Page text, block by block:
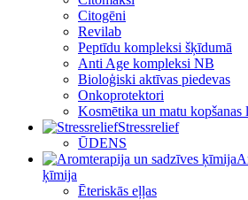
Citogēni
Revilab
Peptīdu kompleksi šķīdumā
Anti Age kompleksi NB
Bioloģiski aktīvas piedevas
Onkoprotektori
Kosmētika un matu kopšanas
Stressrelief
ŪDENS
ķīmija
Ēteriskās eļļas